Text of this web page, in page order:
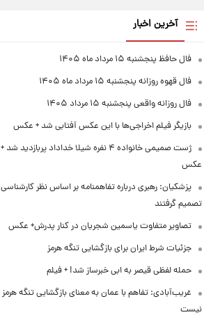
آخرین اخبار
فال حافظ پنجشنبه ۱۵ مرداد ماه ۱۴۰۵
فال قهوه روزانه پنجشنبه ۱۵ مرداد ماه ۱۴۰۵
فال روزانه واقعی پنجشنبه ۱۵ مرداد ۱۴۰۵
بازیگر فیلم اخراجی‌ها با این عکس آفتابی شد + عکس
ژست صمیمی خانواده ۴ نفره شیلا خداداد پربازدید شد +
عکس
پزشکیان: رهبری درباره تفاهمنامه بر اساس نظر کارشناسی
تصمیم گرفتند
تصاویر متفاوت یاسمین شجریان در کنار پدرش+ عکس
جزئیات شرط ایران برای بازگشایی تنگه هرمز
حمله لفظی قیصر به ابی خبرساز شد! + فیلم
غریب‌آبادی: تفاهم با عمان به معنای بازگشایی تنگه هرمز
نیست